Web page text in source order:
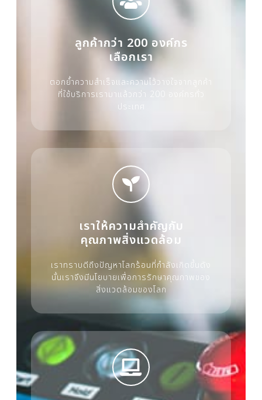
ลูกค้ากว่า 200 องค์กร
เลือกเรา
ตอกย้ำความสำเร็จและความไว้วางใจจากลูกค้า
ที่ใช้บริการเรามาแล้วกว่า 200 องค์กรทั่ว
ประเทศ
เราให้ความสำคัญกับ
คุณภาพสิ่งแวดล้อม
เราทราบดีถึงปัญหาโลกร้อนที่กำลังเกิดขึ้นดัง
นั้นเราจึงมีนโยบายเพื่อการรักษาคุณภาพของ
สิ่งแวดล้อมของโลก